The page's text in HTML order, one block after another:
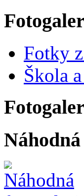
Fotky
Škola